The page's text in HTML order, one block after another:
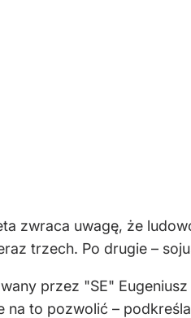
zwraca uwagę, że
trzech. Po drugie –
przez "SE"
na to pozwolić –